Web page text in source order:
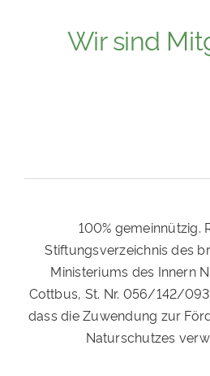
Wir sind
100% gemeinnützig.
Stiftungsverzeichnis des
Ministeriums des Innern
Cottbus, St. Nr. 056/142/
dass die Zuwendung zur
Naturschutzes